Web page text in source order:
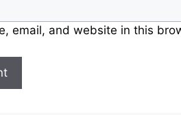
email, and website in this